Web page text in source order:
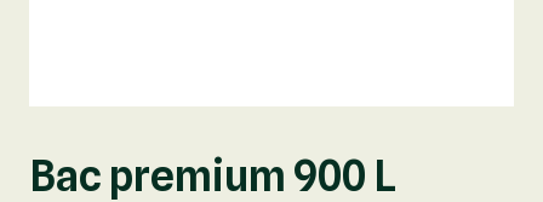
Bac premium 900 L